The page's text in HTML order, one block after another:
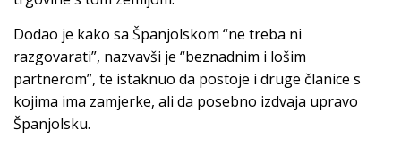
Dodao je kako sa Španjolskom “ne treba ni
razgovarati”, nazvavši je “beznadnim i lošim
partnerom”, te istaknuo da postoje i druge članice s
kojima ima zamjerke, ali da posebno izdvaja upravo
Španjolsku.